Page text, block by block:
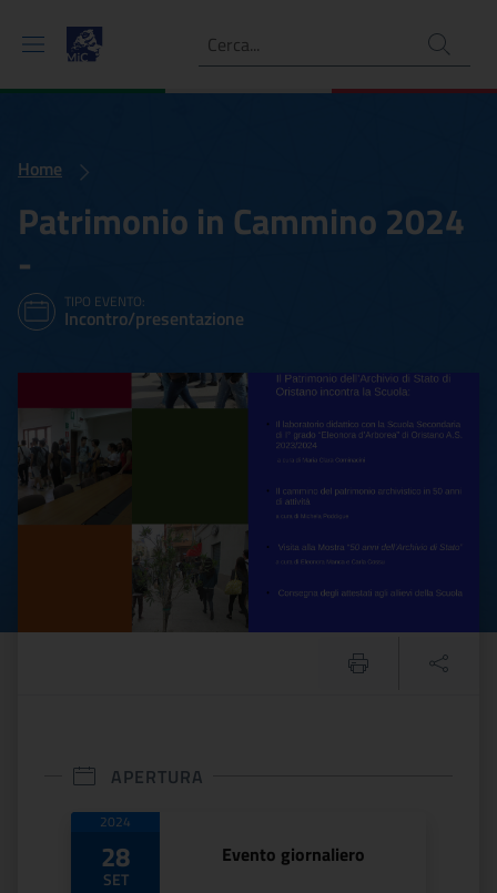
Ricerca
Home
Patrimonio in Cammino 2024
-
TIPO EVENTO:
Incontro/presentazione
Patrimonio in Cammino
APERTURA
Date di apertura
2024
28
SET
Evento giornaliero